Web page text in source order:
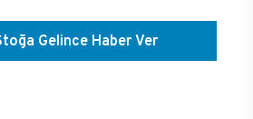
Gelince Haber Ver